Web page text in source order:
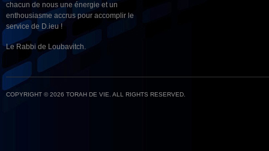
chacun de nous une énergie et un
enthousiasme accrus pour accomplir le
service de D.ieu !
Le Rabbi de Loubavitch.
COPYRIGHT © 2026 TORAH DE VIE. ALL RIGHTS RESERVED.